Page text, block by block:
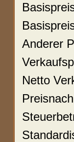
Anderer
Netto